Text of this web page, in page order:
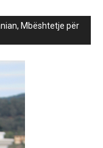
Mbështetje për